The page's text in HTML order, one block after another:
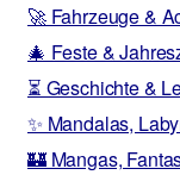
🚀 Fahrzeuge &
🎄 Feste &
⏳ Geschichte &
✨ Mandalas,
🏰 Mangas,